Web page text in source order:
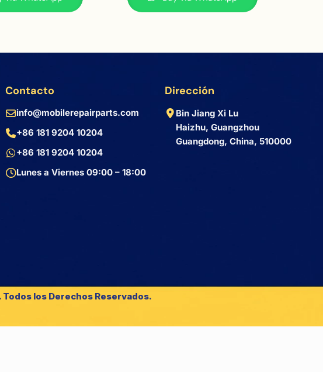
Contacto
info@mobilerepairparts.com
+86 181 9204 10204
+86 181 9204 10204
Lunes a Viernes 09:00 – 18:00
Dirección
Bin Jiang Xi Lu
Haizhu, Guangzhou
Guangdong, China, 510000
los Derechos Reservados.